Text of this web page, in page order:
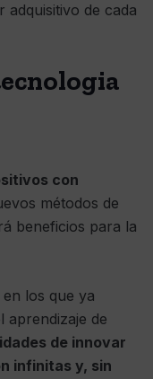
adquisitivo de cada
con
métodos de
beneficios para la
los que ya
aprendizaje de
de innovar
infinitas y, sin